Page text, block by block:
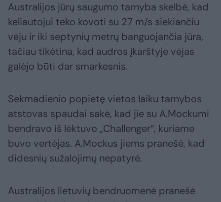
Australijos jūrų saugumo tarnyba skelbė, kad
keliautojui teko kovoti su 27 m/s siekiančiu
vėju ir iki septynių metrų banguojančia jūra,
tačiau tikėtina, kad audros įkarštyje vėjas
galėjo būti dar smarkesnis.
Sekmadienio popietę vietos laiku tarnybos
atstovas spaudai sakė, kad jie su A.Mockumi
bendravo iš lėktuvo „Challenger“, kuriame
buvo vertėjas. A.Mockus jiems pranešė, kad
didesnių sužalojimų nepatyrė.
Australijos lietuvių bendruomenė pranešė